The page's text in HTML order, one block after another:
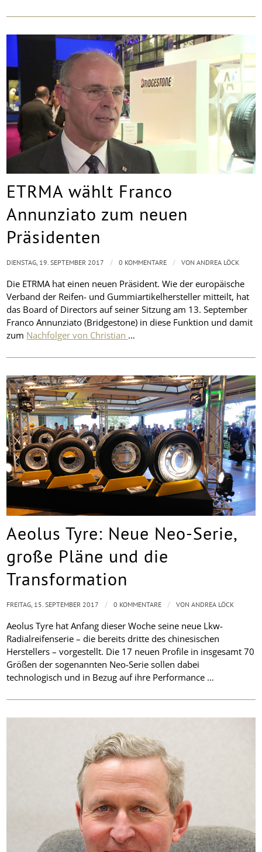
ETRMA wählt Franco
Annunziato zum neuen
Präsidenten
Die ETRMA hat einen neuen Präsident. Wie der europäische
Verband der Reifen- und Gummiartikelhersteller mitteilt, hat
das Board of Directors auf seiner Sitzung am 13. September
Franco Annunziato (Bridgestone) in diese Funktion und damit
zum Nachfolger von Christian …
DIENSTAG, 19. SEPTEMBER 2017 / 0 KOMMENTARE / VONANDREA LÖCK
Aeolus Tyre: Neue Neo-Serie,
große Pläne und die
Transformation
Aeolus Tyre hat Anfang dieser Woche seine neue Lkw-
Radialreifenserie – die bereits dritte des chinesischen
Herstellers – vorgestellt. Die 17 neuen Profile in insgesamt 70
Größen der sogenannten Neo-Serie sollen dabei
technologisch und in Bezug auf ihre Performance …
FREITAG, 15. SEPTEMBER 2017 / 0 KOMMENTARE / VONANDREA LÖCK